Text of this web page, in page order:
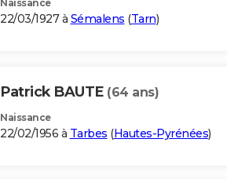
Naissance
22/03/1927 à Sémalens (Tarn)
Patrick BAUTE (64 ans)
Naissance
22/02/1956 à Tarbes (Hautes-Pyrénées)